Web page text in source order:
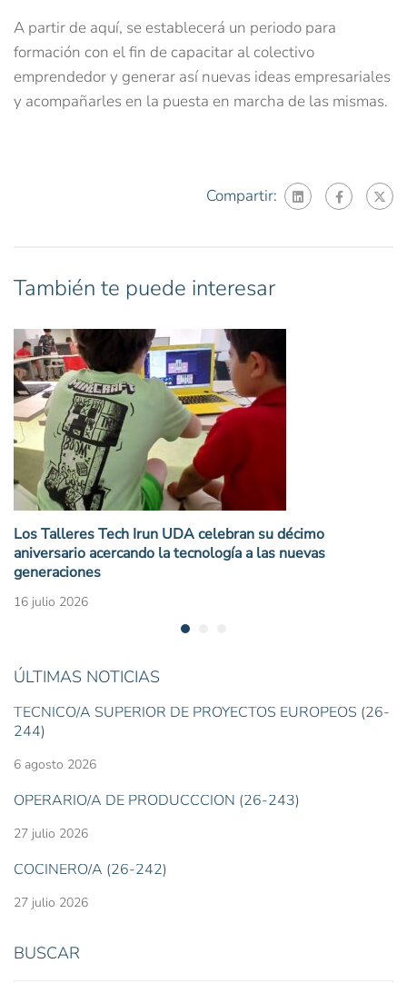
A partir de aquí, se establecerá un periodo para
formación con el fin de capacitar al colectivo
emprendedor y generar así nuevas ideas empresariales
y acompañarles en la puesta en marcha de las mismas.
Compartir:
También te puede interesar
Los Talleres Tech Irun UDA celebran su décimo
aniversario acercando la tecnología a las nuevas
generaciones
16 julio 2026
ÚLTIMAS NOTICIAS
TÉCNICO/A SUPERIOR DE PROYECTOS EUROPEOS (26-
244)
6 agosto 2026
OPERARIO/A DE PRODUCCCIÓN (26-243)
27 julio 2026
COCINERO/A (26-242)
27 julio 2026
BUSCAR